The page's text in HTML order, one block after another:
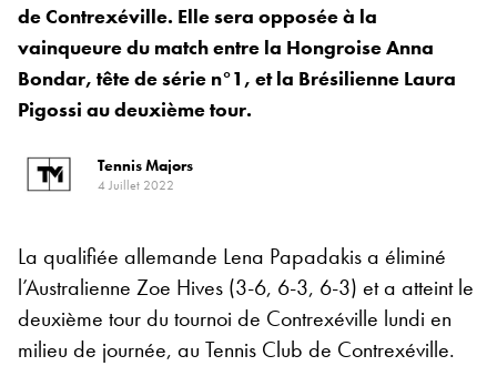
de Contrexéville. Elle sera opposée à la
vainqueure du match entre la Hongroise Anna
Bondar, tête de série n°1, et la Brésilienne Laura
Pigossi au deuxième tour.
Tennis Majors
4 Juillet 2022
La qualifiée allemande Lena Papadakis a éliminé
l’Australienne Zoe Hives (3-6, 6-3, 6-3) et a atteint le
deuxième tour du tournoi de Contrexéville lundi en
milieu de journée, au Tennis Club de Contrexéville.